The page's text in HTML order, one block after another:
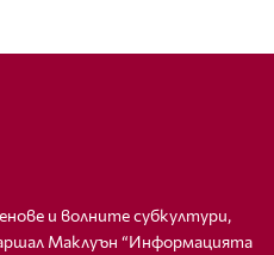
и волните субкултури,
Маклуън “Информацията